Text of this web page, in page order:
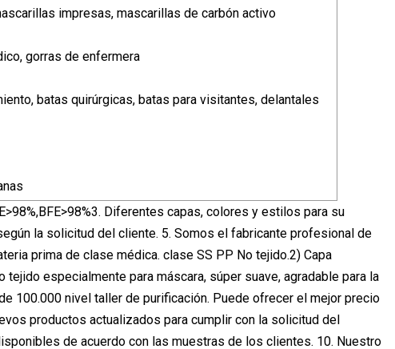
impresas, mascarillas de carbón activo
gorras de enfermera
batas quirúrgicas, batas para visitantes, delantales
Diferentes capas, colores y estilos para su
la solicitud del cliente. 5. Somos el fabricante profesional de
prima de clase médica. clase SS PP No tejido.2) Capa
tejido especialmente para máscara, súper suave, agradable para la
100.000 nivel taller de purificación. Puede ofrecer el mejor precio
productos actualizados para cumplir con la solicitud del
de acuerdo con las muestras de los clientes. 10. Nuestro